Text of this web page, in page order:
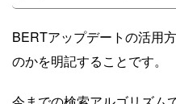
BERTアップデートの活用
のかを明記することです。